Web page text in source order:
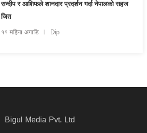
सन्दीप र आशिफले शानदार प्रदर्शन गर्दा नेपालको सहज
जित
११ महिना अगाडि Dip
Bigul Media Pvt. Ltd